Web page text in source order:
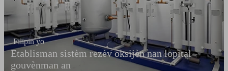
Filipin yo
Etablisman sistèm rezèv oksijèn nan lopital
gouvènman an